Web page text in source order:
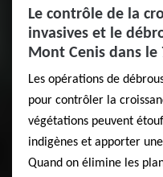
Le contrôle de la
invasives et le
Mont Cenis dans le
Les opérations de
pour contrôler la
végétations peuvent
indigènes et apporter
Quand on élimine les